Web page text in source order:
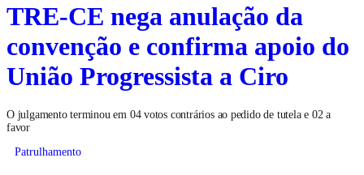
TRE-CE nega anulação da
convenção e confirma apoio do
União Progressista a Ciro
O julgamento terminou em 04 votos contrários ao pedido de tutela e 02 a
favor
Patrulhamento